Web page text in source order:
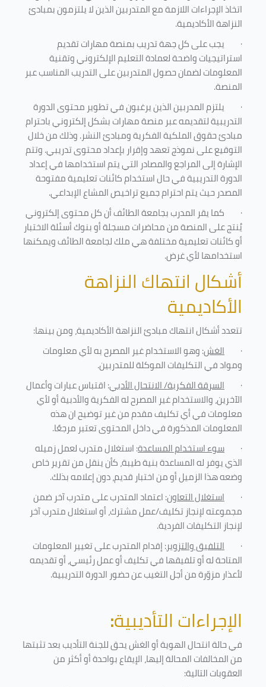
اتخاذ الإجراءات اللازمة مع المتدربين الذين لا يلتزمون بمبادئ
النزاهة الأكاديمية.
· يجب على كل جهة تدريب بمنصة مهارات تقديم
استراتيجيات واضحة لعمادة التعليم الإلكتروني وتقنية
المعلومات لضمان حصول المتدربين على التدريب المناسب عبر
المنصة.
· يلتزم المدربين الذين يرغبون في تطوير محتوى الدورة
التدريبية لتقديمه عبر منصة مهارات بشكل إلكتروني باحترام
مبادئ حقوق الملكية الفكرية ومبادئ النشر. وذلك من خلال
التوقيع على نموذج تعهد وإقرار بإعداد محتوى تدريبي. وتتم
الإشارة إلى المراجع والمصادر التي يتم استخدامها في إعداد
الدورة التدريبية في حال استخدام كائنات تعليمية مفتوحة
المصدر حيث يتم احترام جميع تراخيص المشاع الإبداعي.
· كما يقر المدرب بجامعة الطائف أن كل محتوى إلكتروني
يُنتج على المنصة من محاضرات مسجلة أو بنوك أسئلة الاختبار
أو كائنات تعليمية مختلفة هي ملك لجامعة الطائف ويمكنها
استخدامها لأي غرض.
أشكال انتهاك النزاهة
الأكاديمية
تتعدد أشكال انتهاك مبادئ النزاهة الأكاديمية، ومن بينها:
· الغش: وهو الاستخدام غير المصرح به لأي معلومات
ومواد في التكليفاتالموكلة للمتدربين.
· السرقة الفكرية/ الانتحال الأدبي: اقتباس عبارات وأعمال
الآخرين، والاستخدام غير المصرح له الفكرية والأدبية أو لأي
معلومات في أي تكليف مقدم من غير توضيح ان هذه
المعلومات المذكورة في داخل المحتوى تعتبر مرجعًا.
· سوء استخدام المساعدة: استغلال متدرب لعمل زميله
الذي يوفر له المساعدة بنية طيبة، كأن ينقل من تقرير خاص
وضعه هذا الزميل أو من اختبار قديم، دون إعلامه بذلك.
· استغلال التعاون: اعتماد المتدرب على متدرب آخر ضمن
مجموعته لإنجاز تكليف/عمل مشترك، أو استغلال متدرب آخر
لإنجاز التكليفات الفردية.
· التلفيق والتزوير: إقدام المتدرب على تغيير المعلومات
المتاحة له أو تلفيقها في تكليف أو عمل رئيسي، أو تقديمه
لأعذار مزوّرة من أجل التغيب عن حضور الدورة التدريبية.
الإجراءات التأديبية:
في حالة انتحال الهوية أو الغش يحق للجنة التأديب بعد تثبتها
من المخالفات المحالة إليها، الإيقاع بواحدة أو أكثر من
العقوبات التالية: